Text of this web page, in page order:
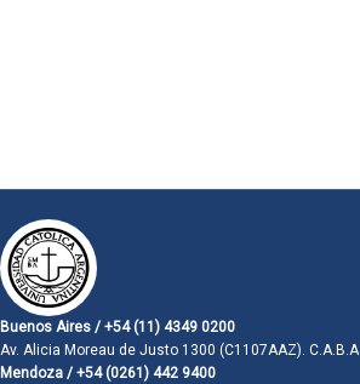
Buenos Aires / +54 (11) 4349 0200
Av. Alicia Moreau de Justo 1300 (C1107AAZ). C.A.B.A.
Mendoza / +54 (0261) 442 9400